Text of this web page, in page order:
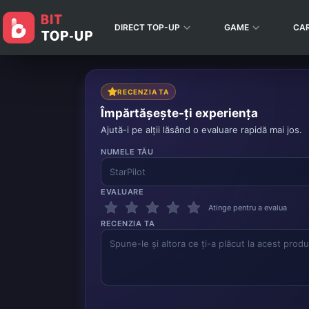
DIRECT TOP-UP GAME
RECENZIA TA
Împărtășește-ți experiența
Ajută-i pe alții lăsând o evaluare rapidă mai jos.
NUMELE TĂU
EVALUARE
Atinge pentru a evalua
RECENZIA TA